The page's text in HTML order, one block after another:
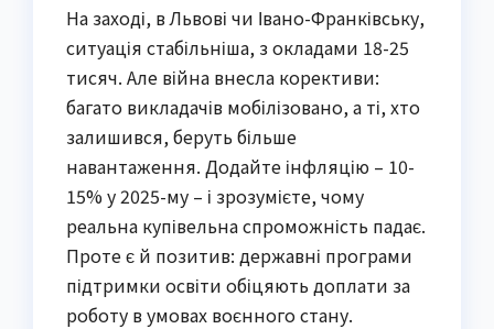
На заході, в Львові чи Івано-Франківську,
ситуація стабільніша, з окладами 18-25
тисяч. Але війна внесла корективи:
багато викладачів мобілізовано, а ті, хто
залишився, беруть більше
навантаження. Додайте інфляцію – 10-
15% у 2025-му – і зрозумієте, чому
реальна купівельна спроможність падає.
Проте є й позитив: державні програми
підтримки освіти обіцяють доплати за
роботу в умовах воєнного стану.